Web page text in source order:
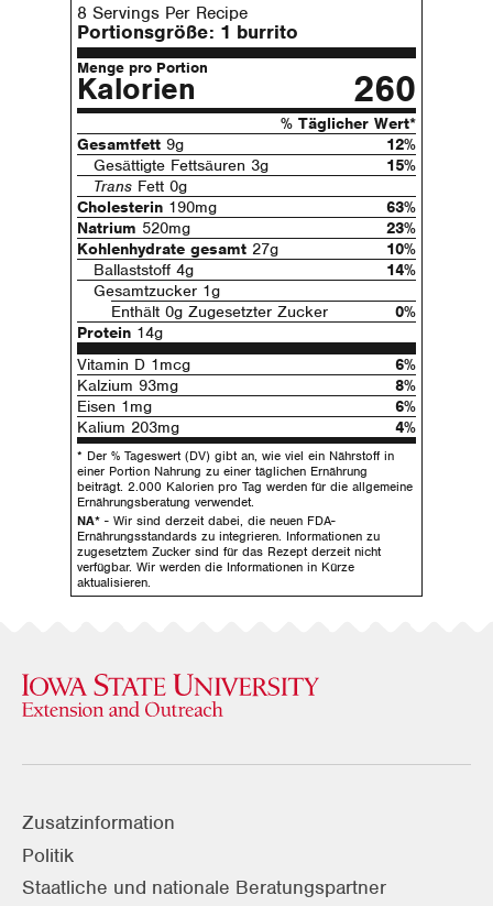
8 Servings Per Recipe
Portionsgröße: 1 burrito
Menge pro Portion
Kalorien 260
% Täglicher Wert*
Gesamtfett 9g
12%
Gesättigte Fettsäuren 3g
15%
Trans Fett 0g
Cholesterin 190mg
63%
Natrium 520mg
23%
Kohlenhydrate gesamt 27g
10%
Ballaststoff 4g
14%
Gesamtzucker 1g
Enthält 0g Zugesetzter Zucker
0%
Protein 14g
Vitamin D 1mcg
6%
Kalzium 93mg
8%
Eisen 1mg
6%
Kalium 203mg
4%
* Der % Tageswert (DV) gibt an, wie viel ein Nährstoff in
einer Portion Nahrung zu einer täglichen Ernährung
beiträgt. 2.000 Kalorien pro Tag werden für die allgemeine
Ernährungsberatung verwendet.
NA* - Wir sind derzeit dabei, die neuen FDA-
Ernährungsstandards zu integrieren. Informationen zu
zugesetztem Zucker sind für das Rezept derzeit nicht
verfügbar. Wir werden die Informationen in Kürze
aktualisieren.
Zusatzinformation
Politik
Staatliche und nationale Beratungspartner